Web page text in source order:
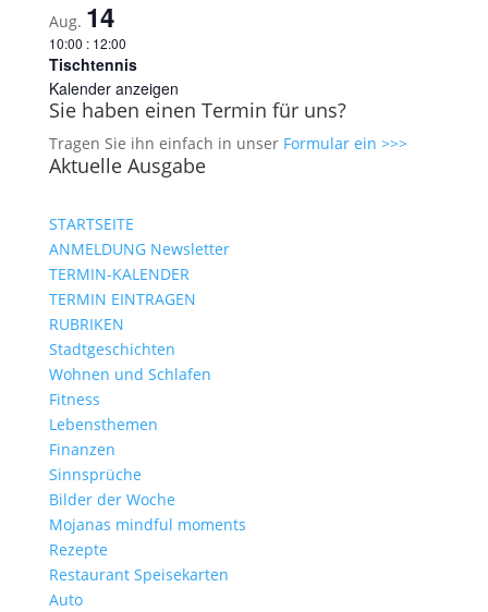
Aug. 14
10:00 : 12:00
Tischtennis
Kalender anzeigen
Sie haben einen Termin für uns?
Tragen Sie ihn einfach in unser Formular ein >>>
Aktuelle Ausgabe
STARTSEITE
ANMELDUNG Newsletter
TERMIN-KALENDER
TERMIN EINTRAGEN
RUBRIKEN
Stadtgeschichten
Wohnen und Schlafen
Fitness
Lebensthemen
Finanzen
Sinnsprüche
Bilder der Woche
Mojanas mindful moments
Rezepte
Restaurant Speisekarten
Auto